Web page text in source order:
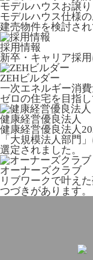
モデルハウスお譲
モデルハウス仕様
建売物件を検討さ
採用情報
新卒・キャリア採用
ZEHビルダー
一次エネルギー消
ゼロの住宅を目指し
健康経営優良法人
健康経営優良法人
「大規模法人部門
選定されました。
オーナーズクラブ
リブワークで叶え
つづきがあります。